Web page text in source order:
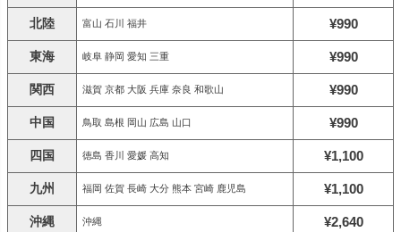
北陸 富山 石川 福井 ¥990
東海 岐阜 静岡 愛知 三重 ¥990
関西 滋賀 京都 大阪 兵庫 奈良 和歌山 ¥990
中国 鳥取 島根 岡山 広島 山口 ¥990
四国 徳島 香川 愛媛 高知 ¥1,100
九州 福岡 佐賀 長崎 大分 熊本 宮崎 鹿児島 ¥1,100
沖縄 沖縄 ¥2,640